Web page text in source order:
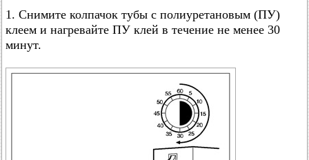
1. Снимите колпачок тубы с полиуретановым (ПУ)
клеем и нагревайте ПУ клей в течение не менее 30
минут.